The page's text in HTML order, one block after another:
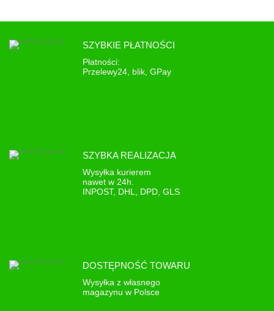
SZYBKIE PŁATNOŚCI
Płatności:
Przelewy24, blik, GPay
SZYBKA REALIZACJA
Wysyłka kurierem
nawet w 24h.
INPOST, DHL, DPD, GLS
DOSTĘPNOŚĆ TOWARU
Wysyłka z własnego
magazynu w Polsce